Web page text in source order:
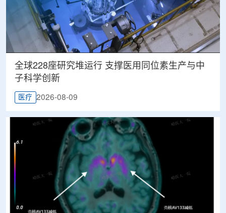
全球228座研究堆运行 支撑医用同位素生产与中
子科学创新
医疗 2026-08-09